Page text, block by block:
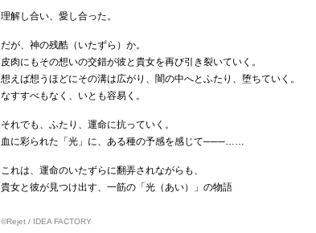
理解し合い、愛し合った。
だが、神の残酷（いたずら）か。
皮肉にもその想いの交錯が彼と貴女を再び引き裂いていく。
想えば想うほどにその溝は広がり、闇の中へとふたり、堕ちていく。
なすすべもなく、いとも容易く。
それでも、ふたり、運命に抗っていく。
血に彩られた「光」に、ある種の予感を感じて───……
これは、運命のいたずらに翻弄されながらも、
貴女と彼が見つけ出す、一筋の「光（あい）」の物語
©Rejet / IDEA FACTORY